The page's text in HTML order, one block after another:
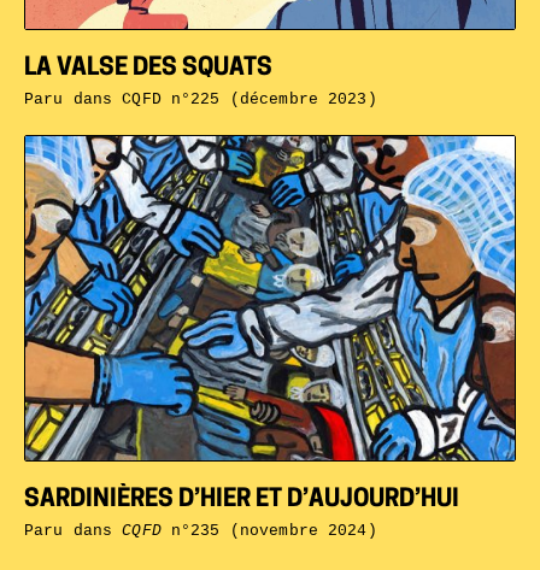
SARDINIÈRES D’HIER ET D’AUJOURD’HUI
Paru dansCQFDn°235 (novembre 2024)
LA VALSE DES SQUATS
Paru dansCQFD n°225 (décembre 2023)